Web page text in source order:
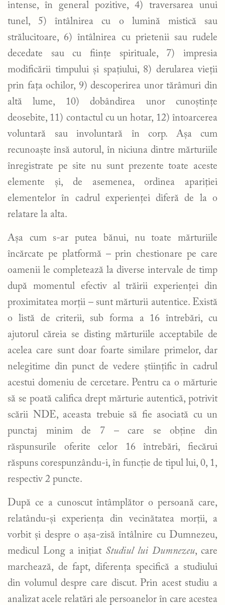
intense, în general pozitive, 4) traversarea unui
tunel, 5) întâlnirea cu o lumină mistică sau
strălucitoare, 6) întâlnirea cu prietenii sau rudele
decedate sau cu ființe spirituale, 7) impresia
modificării timpului și spațiului, 8) derularea vieții
prin fața ochilor, 9) descoperirea unor tărâmuri din
altă lume, 10) dobândirea unor cunoștințe
deosebite, 11) contactul cu un hotar, 12) întoarcerea
voluntară sau involuntară în corp. Așa cum
recunoaște însă autorul, în niciuna dintre mărturiile
înregistrate pe site nu sunt prezente toate aceste
elemente și, de asemenea, ordinea apariției
elementelor în cadrul experienței diferă de la o
relatare la alta.
Așa cum s-ar putea bănui, nu toate mărturiile
încărcate pe platformă – prin chestionare pe care
oamenii le completează la diverse intervale de timp
după momentul efectiv al trăirii experienței din
proximitatea morții – sunt mărturii autentice. Există
o listă de criterii, sub forma a 16 întrebări, cu
ajutorul căreia se disting mărturiile acceptabile de
acelea care sunt doar foarte similare primelor, dar
nelegitime din punct de vedere științific în cadrul
acestui domeniu de cercetare. Pentru ca o mărturie
să se poată califica drept mărturie autentică, potrivit
scării NDE, aceasta trebuie să fie asociată cu un
punctaj minim de 7 – care se obține din
răspunsurile oferite celor 16 întrebări, fiecărui
răspuns corespunzându-i, în funcție de tipul lui, 0, 1,
respectiv 2 puncte.
După ce a cunoscut întâmplător o persoană care,
relatându-și experiența din vecinătatea morții, a
vorbit și despre o așa-zisă întâlnire cu Dumnezeu,
medicul Long a inițiat Studiul lui Dumnezeu, care
marchează, de fapt, diferența specifică a studiului
din volumul despre care discut. Prin acest studiu a
analizat acele relatări ale persoanelor în care acestea